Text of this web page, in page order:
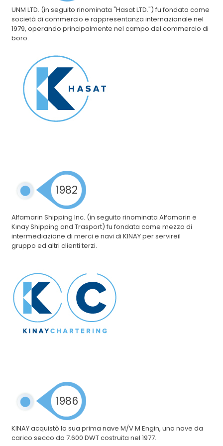
UNM LTD. (in seguito rinominata "Hasat LTD.") fu fondata come
società di commercio e rappresentanza internazionale nel
1979, operando principalmente nel campo del commercio di
boro.
1982
Alfamarin Shipping Inc. (in seguito rinominata Alfamarin e
Kınay Shipping and Trasport) fu fondata come mezzo di
intermediazione di merci e navi di KINAY per servireil
gruppo ed altri clienti terzi.
1986
KINAY acquistò la sua prima nave M/V M Engin, una nave da
carico secco da 7.600 DWT costruita nel 1977.